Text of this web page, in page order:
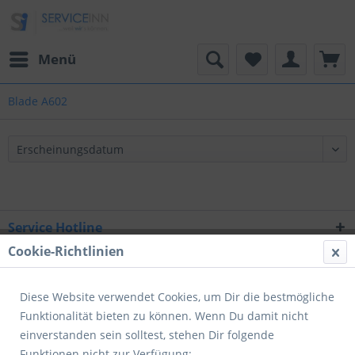
Menü
Blade A602
Service Hotline
Shop Service
Informationen
Newsletter
Cookie-Richtlinien
Diese Website verwendet Cookies, um Dir die bestmögliche
Funktionalität bieten zu können. Wenn Du damit nicht
einverstanden sein solltest, stehen Dir folgende